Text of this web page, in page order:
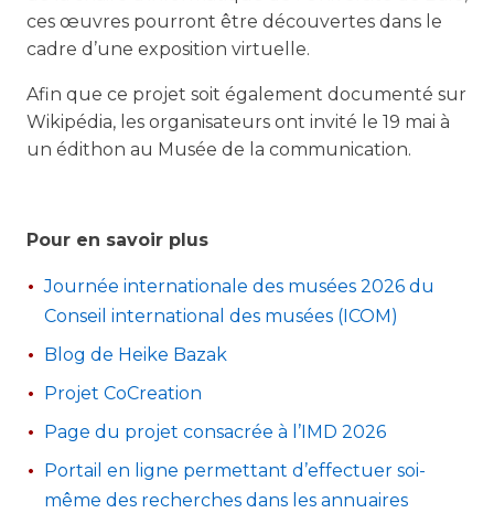
ces œuvres pourront être découvertes dans le
cadre d’une exposition virtuelle.
Afin que ce projet soit également documenté sur
Wikipédia, les organisateurs ont invité le 19 mai à
un édithon au Musée de la communication.
Pour en savoir plus
Journée internationale des musées 2026 du
Conseil international des musées (ICOM)
Blog de Heike Bazak
Projet CoCreation
Page du projet consacrée à l’IMD 2026
Portail en ligne permettant d’effectuer soi-
même des recherches dans les annuaires